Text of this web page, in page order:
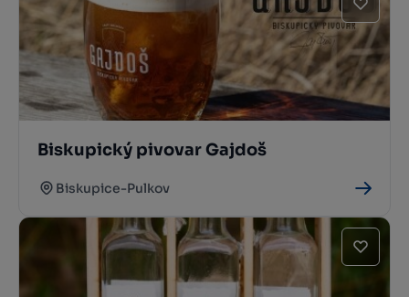
Biskupický pivovar Gajdoš
Biskupice-Pulkov